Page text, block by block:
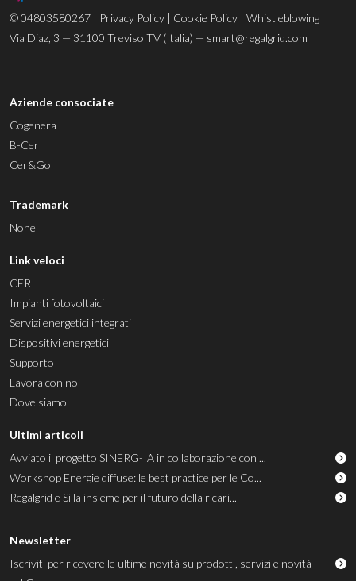
© 04803580267 | Privacy Policy | Cookie Policy | Whistleblowing
Via Diaz, 3 — 31100 Treviso TV (Italia) — smart@regalgrid.com
Aziende consociate
Cogenera
B-Cer
Cer&Go
Trademark
None
Link veloci
CER
Impianti fotovoltaici
Servizi energetici integrati
Dispositivi energetici
Supporto
Lavora con noi
Dove siamo
Ultimi articoli
Avviato il progetto SINERG-IA in collaborazione con ...
Workshop Energie diffuse: le best practice per le Co...
Regalgrid e Silla insieme per il futuro della ricari...
Newsletter
Iscriviti per ricevere le ultime novità su prodotti, servizi e novità